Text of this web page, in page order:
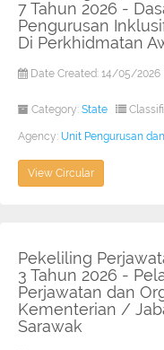
7 Tahun 2026 -
Pengurusan
Di Perkhidmatan
Date Created: 14/05/2026
Category: State
Agency: Unit Pengurusan
View Circular
Pekeliling
3 Tahun 2026 -
Perjawatan dan
Kementerian /
Sarawak